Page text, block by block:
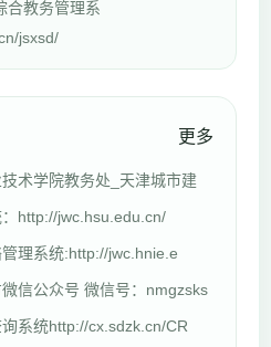
合教务管理系
jsxsd/
更多
术学院教务处_天津城市建
http://jwc.hsu.edu.cn/
理系统:http://jwc.hnie.e
信公众号 微信号：nmgzsks
系统http://cx.sdzk.cn/CR